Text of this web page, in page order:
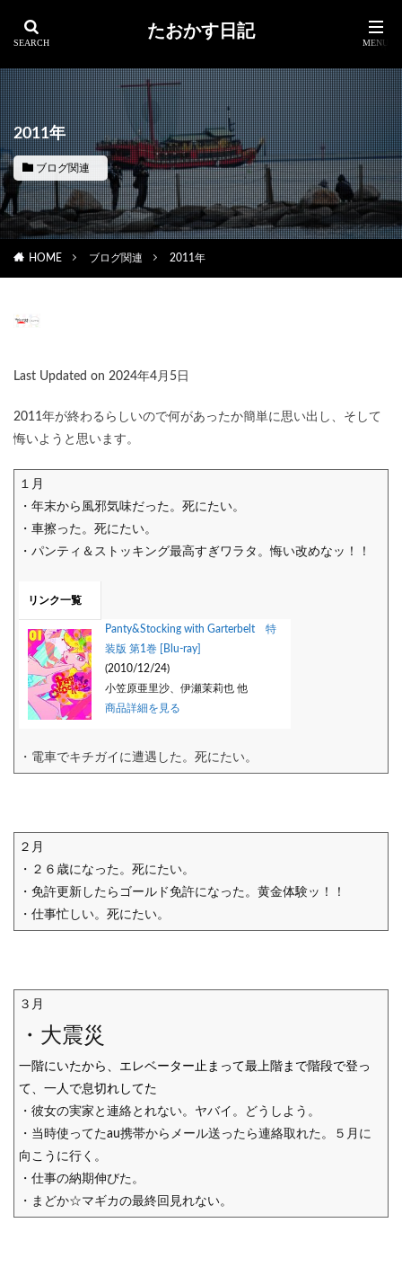
たおかす日記
2011年
ブログ関連
HOME ブログ関連 2011年
Last Updated on 2024年4月5日
2011年が終わるらしいので何があったか簡単に思い出し、そして
悔いようと思います。
１月
・年末から風邪気味だった。死にたい。
・車擦った。死にたい。
・パンティ＆ストッキング最高すぎワラタ。悔い改めなッ！！
リンク一覧
Panty&Stocking with Garterbelt 特
装版 第1巻 [Blu-ray]
(2010/12/24)
小笠原亜里沙、伊瀬茉莉也 他
商品詳細を見る
・電車でキチガイに遭遇した。死にたい。
２月
・２６歳になった。死にたい。
・免許更新したらゴールド免許になった。黄金体験ッ！！
・仕事忙しい。死にたい。
３月
・大震災
一階にいたから、エレベーター止まって最上階まで階段で登っ
て、一人で息切れしてた
・彼女の実家と連絡とれない。ヤバイ。どうしよう。
・当時使ってたau携帯からメール送ったら連絡取れた。５月に
向こうに行く。
・仕事の納期伸びた。
・まどか☆マギカの最終回見れない。